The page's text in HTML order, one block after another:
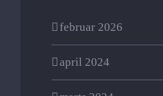
februar 2026
april 2024